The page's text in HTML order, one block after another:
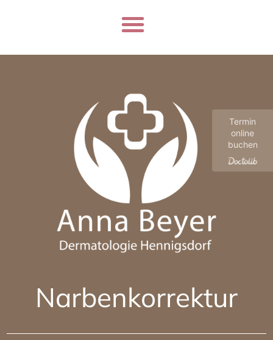
Narbenkorrektur
Termin
online
buchen